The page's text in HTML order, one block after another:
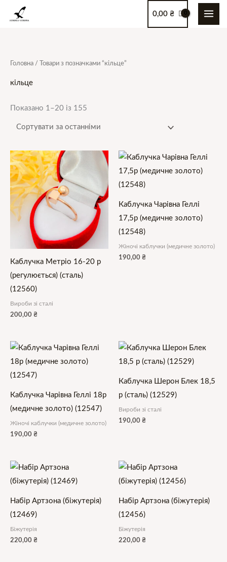
Перейти
0,00 ₴
Головна / Товари з позначками “кільце”
кільце
Показано 1–20 із 155
Сортовано
за
Каблучка Метріо 16-20 р
(регулюється) (сталь)
(12560)
Вироби зі сталі
200,00 ₴
Каблучка Чарівна Геллі
17,5р (медичне золото)
(12548)
Жіночі каблучки (медичне золото)
190,00 ₴
Каблучка Чарівна Геллі 18р
(медичне золото) (12547)
Жіночі каблучки (медичне золото)
190,00 ₴
Каблучка Шерон Блек 18,5
р (сталь) (12529)
Вироби зі сталі
190,00 ₴
Набір Артзона (біжутерія)
(12469)
Біжутерія
220,00 ₴
Набір Артзона (біжутерія)
(12456)
Біжутерія
220,00 ₴